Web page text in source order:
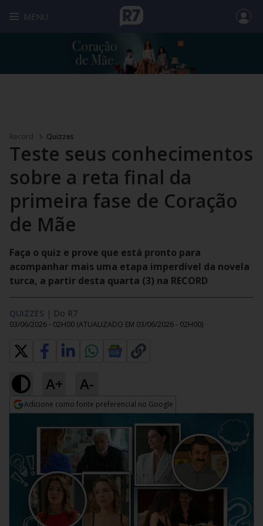
MENU
Record Quizzes
Teste seus conhecimentos
sobre a reta final da
primeira fase de Coração
de Mãe
Faça o quiz e prove que está pronto para
acompanhar mais uma etapa imperdível da novela
turca, a partir desta quarta (3) na RECORD
QUIZZES | Do R7
03/06/2026 - 02H00 (ATUALIZADO EM 03/06/2026 - 02H00)
A+ A-
Adicione como fonte preferencial no Google